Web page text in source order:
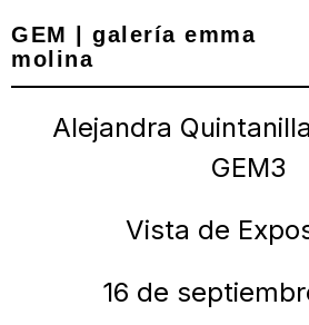
GEM | galería emma
molina
Alejandra
GEM3
Vista de
16 de